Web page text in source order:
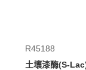
R45188
土壤漆酶(S-